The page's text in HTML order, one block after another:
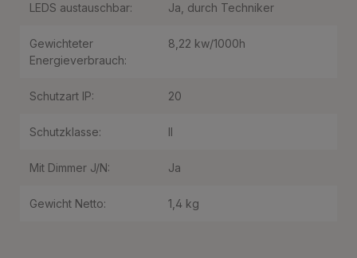
LEDS austauschbar: Ja, durch Techniker
Gewichteter
Energieverbrauch:
8,22 kw/1000h
Schutzart IP: 20
Schutzklasse: II
Mit Dimmer J/N: Ja
Gewicht Netto: 1,4 kg